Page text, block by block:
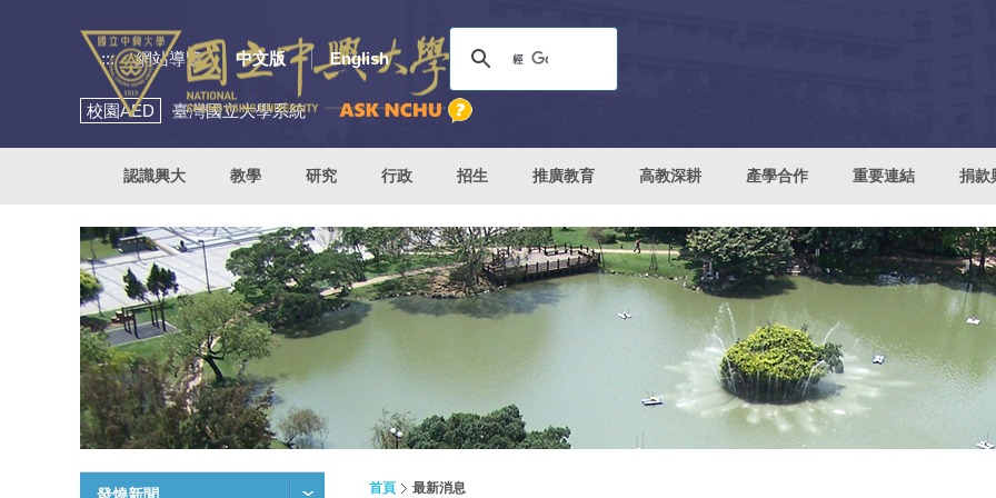
::: 網站導覽 中文版 English
校園AED 臺灣國立大學系統
認識興大 教學 研究 行政 招生 推廣教育 高教深耕 產學合作 重要連結 捐款
首頁 最新消息